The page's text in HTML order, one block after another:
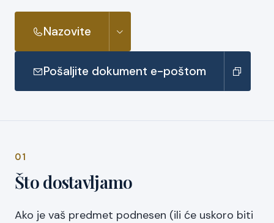
Nazovite
Pošaljite dokument e-poštom
01
Što dostavljamo
Ako je vaš predmet podnesen (ili će uskoro biti